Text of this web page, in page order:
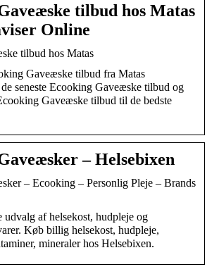
tilbud hos Matas
Online
tilbud hos Matas
Gaveæske tilbud fra Matas
seneste Ecooking Gaveæske tilbud og
Gaveæske tilbud til de bedste
– Helsebixen
– Ecooking – Personlig Pleje – Brands
udvalg af helsekost, hudpleje og
Køb billig helsekost, hudpleje,
mineraler hos Helsebixen.